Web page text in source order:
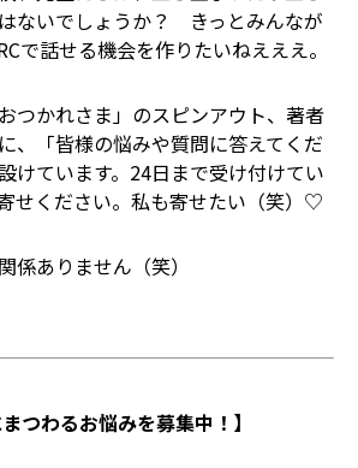
ないでしょうか？ きっとみんなが
で話せる機会を作りたいねえええ。
つかれさま」のスピンアウト、著者
、「皆様の悩みや質問に答えてくだ
けています。24日まで受け付けてい
せください。私も寄せたい（笑）♡
ありません（笑）
まつわるお悩みを募集中！】